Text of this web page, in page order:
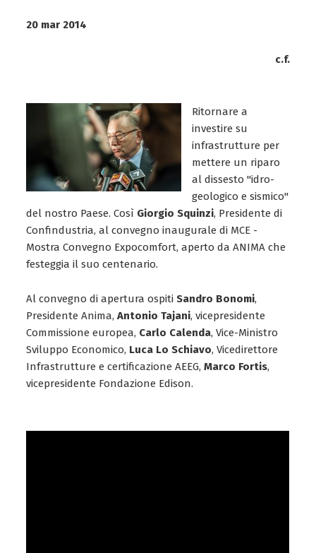
20 mar 2014
c.f.
Ritornare a
investire su
infrastrutture per
mettere un riparo
al dissesto "idro-
geologico e sismico"
del nostro Paese. Così Giorgio Squinzi, Presidente di
Confindustria, al convegno inaugurale di MCE -
Mostra Convegno Expocomfort, aperto da ANIMA che
festeggia il suo centenario.
Al convegno di apertura ospitiSandro Bonomi,
Presidente Anima,Antonio Tajani, vicepresidente
Commissione europea, Carlo Calenda, Vice-Ministro
Sviluppo Economico, Luca Lo Schiavo, Vicedirettore
Infrastrutture e certificazione AEEG,Marco Fortis,
vicepresidente Fondazione Edison.